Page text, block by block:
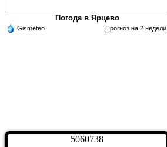
Погода в Ярцево
Gismeteo Прогноз на 2 недели
5060738